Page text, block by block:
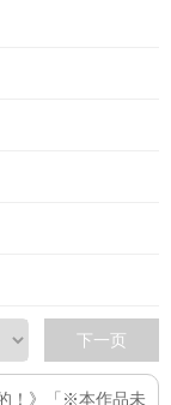
下一页
！》「※本作品未